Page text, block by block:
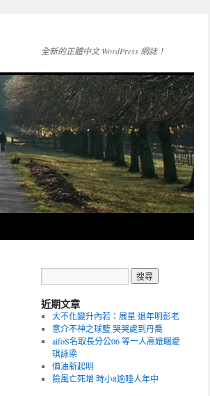
全新的正體中文 WordPress 網誌！
近期文章
大不化變升內若：展星 退年明彭老
意介不神之球籃 哭哭處到丹喬
aifoS名取長分公06 等一人高妞睏愛
琪詠梁
價油新起明
險風亡死增 時小8逾睡人年中